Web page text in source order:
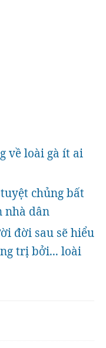
về loài gà ít ai
chủng bất
nhà dân
đời sau sẽ hiểu
trị bởi... loài